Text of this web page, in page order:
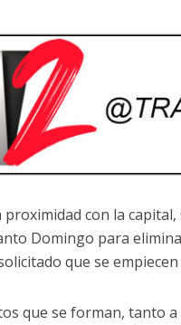
con la
Domingo para
que se empiecen
que se forman, tanto a